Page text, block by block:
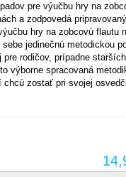
pre výučbu hry na
a zodpovedá
hry na zobcovú flautu
jedinečnú metodickou
pre rodičov, prípadne
výborne spracovaná
zostať pri svojej